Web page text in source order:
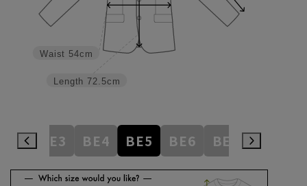
Length 72.5cm
Waist 54cm
BE3 BE4 BE5 BE6 BE7 BE8